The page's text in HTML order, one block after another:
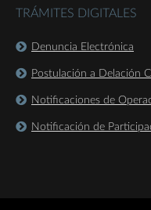
TRÁMITES DIGITALES
Denuncia Electrónica
Postulación a Delación
Notificaciones de
Notificación de